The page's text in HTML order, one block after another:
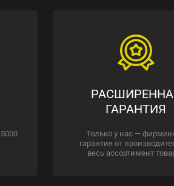
ГАРАНТИЯ
Только у нас —
гарантия от
весь ассортимент